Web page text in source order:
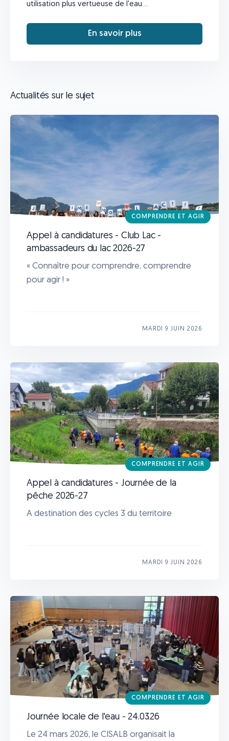
utilisation plus vertueuse de l'eau...
En savoir plus
Actualités sur le sujet
COMPRENDRE ET AGIR
Appel à candidatures - Club Lac -
ambassadeurs du lac 2026-27
« Connaître pour comprendre, comprendre
pour agir ! »
MARDI 9 JUIN 2026
COMPRENDRE ET AGIR
Appel à candidatures - Journée de la
pêche 2026-27
A destination des cycles 3 du territoire
MARDI 9 JUIN 2026
COMPRENDRE ET AGIR
Journée locale de l'eau - 24.03.26
Le 24 mars 2026, le CISALB organisait la